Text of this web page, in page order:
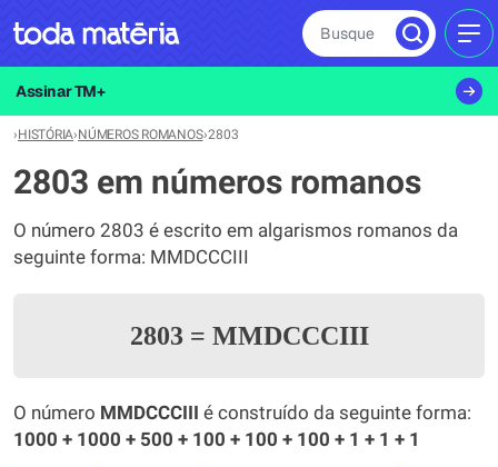
Busque
Assinar TM+
›HISTÓRIA›NÚMEROS ROMANOS›2803
2803 em números romanos
O número 2803 é escrito em algarismos romanos da
seguinte forma: MMDCCCIII
2803 = MMDCCCIII
O número MMDCCCIII é construído da seguinte forma:
1000 + 1000 + 500 + 100 + 100 + 100 + 1 + 1 + 1